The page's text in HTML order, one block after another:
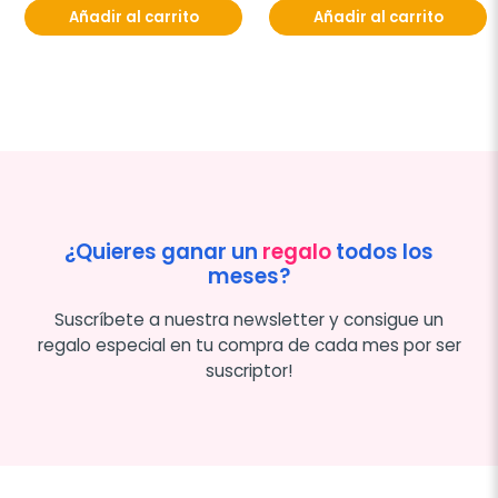
Añadir al carrito Añadir al carrito
¿Quieres ganar un regalotodos los
meses?
Suscríbete a nuestra newsletter y consigue un
regalo especial en tu compra de cada mes por ser
suscriptor!